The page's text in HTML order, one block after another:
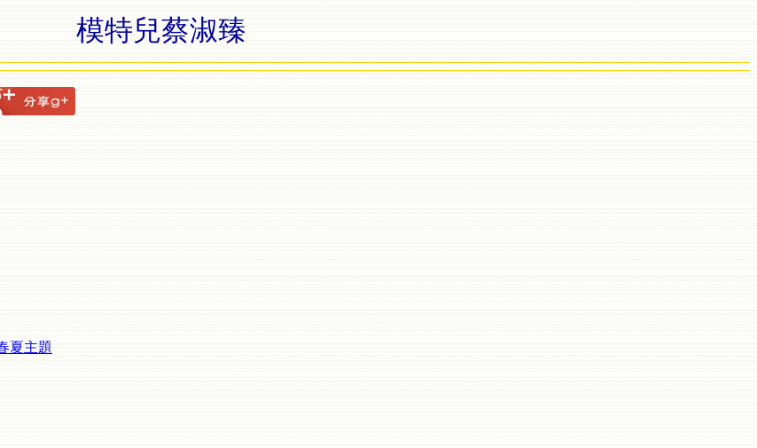
模特兒蔡淑臻
夏主題